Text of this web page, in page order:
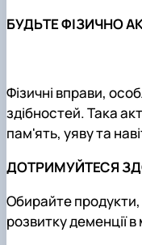
БУДЬТЕ ФІЗИЧНО
Фізичні вправи,
здібностей. Така
пам'ять, уяву та
ДОТРИМУЙТЕСЯ
Обирайте продукти,
розвитку деменції